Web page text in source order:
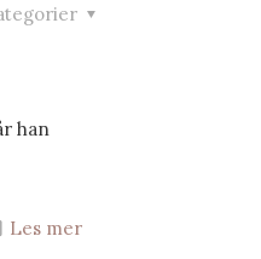
han
Les mer